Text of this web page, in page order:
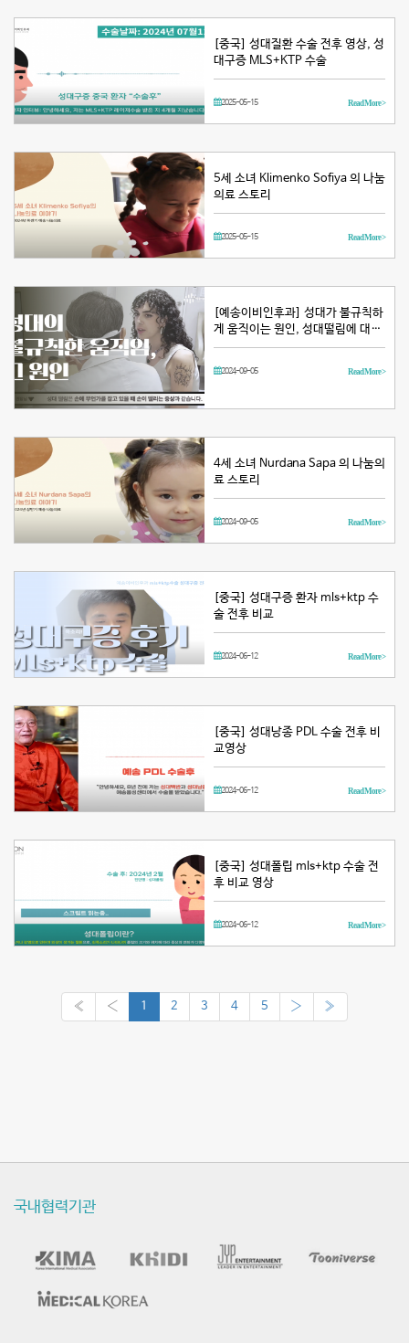
[중국] 성대질환 수술 전후 영상, 성
대구증 MLS+KTP 수술
2025-05-15 Read More >
5세 소녀 Klimenko Sofiya 의 나눔
의료 스토리
2025-05-15 Read More >
[예송이비인후과] 성대가 불규칙하
게 움직이는 원인, 성대떨림에 대…
2024-09-05 Read More >
4세 소녀 Nurdana Sapa 의 나눔의
료 스토리
2024-09-05 Read More >
[중국] 성대구증 환자 mls+ktp 수
술 전후 비교
2024-06-12 Read More >
[중국] 성대낭종 PDL 수술 전후 비
교영상
2024-06-12 Read More >
[중국] 성대폴립 mls+ktp 수술 전
후 비교 영상
2024-06-12 Read More >
« ‹ 1 2 3 4 5 › »
국내협력기관